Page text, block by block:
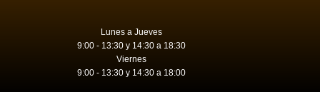
Lunes a Jueves
9:00 - 13:30 y 14:30 a 18:30
Viernes
9:00 - 13:30 y 14:30 a 18:00